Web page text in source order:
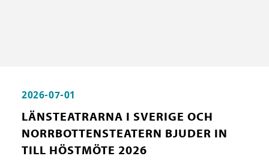
2026-07-01
LÄNSTEATRARNA I SVERIGE OCH
NORRBOTTENSTEATERN BJUDER IN
TILL HÖSTMÖTE 2026